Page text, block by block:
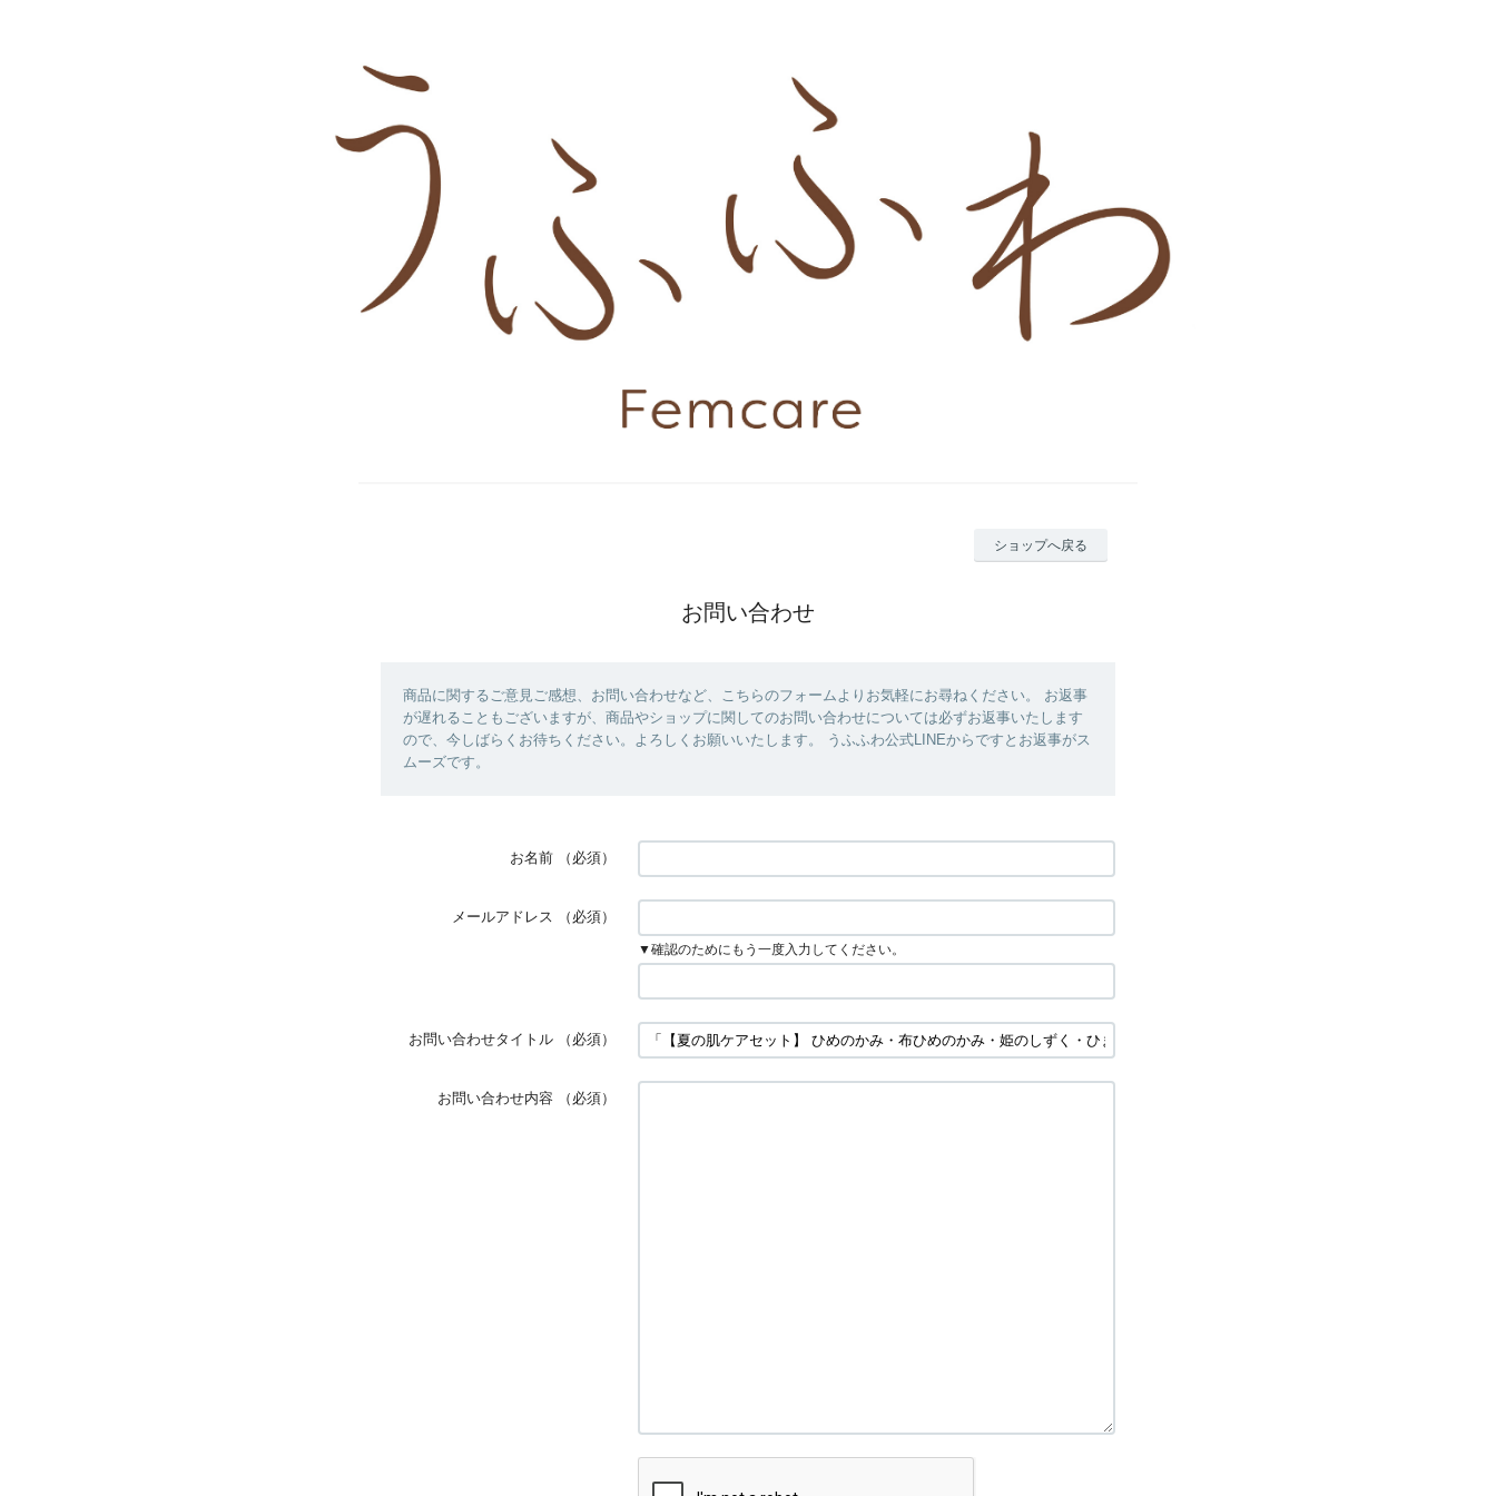
ショップへ戻る
お問い合わせ
商品に関するご意見ご感想、お問い合わせなど、こちらのフォームよりお気軽にお尋ねください。 お返事
が遅れることもございますが、商品やショップに関してのお問い合わせについては必ずお返事いたします
ので、今しばらくお待ちください。よろしくお願いいたします。 うふふわ公式LINEからですとお返事がス
ムーズです。
お名前 （必須）
メールアドレス （必須）
▼確認のためにもう一度入力してください。
お問い合わせタイトル （必須）
お問い合わせ内容 （必須）